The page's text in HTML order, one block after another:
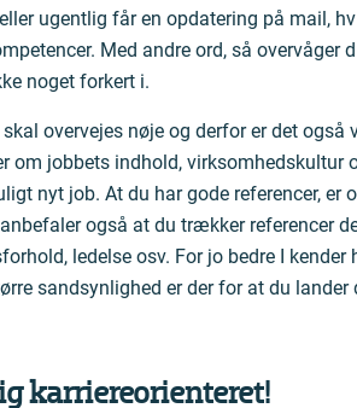
ugentlig får en opdatering på mail,
Med andre ord, så overvåger
noget forkert i.
overvejes nøje og derfor er det også
om jobbets indhold, virksomhedskultur
nyt job. At du har gode referencer, er
også at du trækker referencer
ledelse osv. For jo bedre I kender
sandsynlighed er der for at du lander
karriereorienteret!